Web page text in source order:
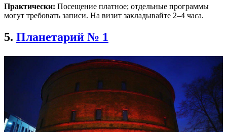
Практически: Посещение платное; отдельные программы
могут требовать записи. На визит закладывайте 2–4 часа.
5. Планетарий № 1